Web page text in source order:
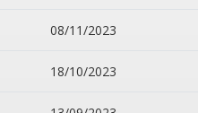
08/11/2023
18/10/2023